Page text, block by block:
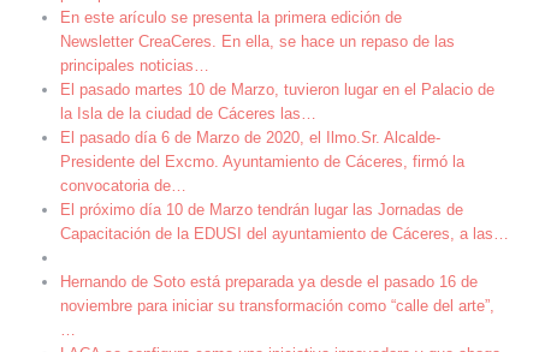
En este arículo se presenta la primera edición de
Newsletter CreaCeres. En ella, se hace un repaso de las
principales noticias…
El pasado martes 10 de Marzo, tuvieron lugar en el Palacio de
la Isla de la ciudad de Cáceres las…
El pasado día 6 de Marzo de 2020, el Ilmo.Sr. Alcalde-
Presidente del Excmo. Ayuntamiento de Cáceres, firmó la
convocatoria de…
El próximo día 10 de Marzo tendrán lugar las Jornadas de
Capacitación de la EDUSI del ayuntamiento de Cáceres, a las…
Hernando de Soto está preparada ya desde el pasado 16 de
noviembre para iniciar su transformación como “calle del arte”,
…